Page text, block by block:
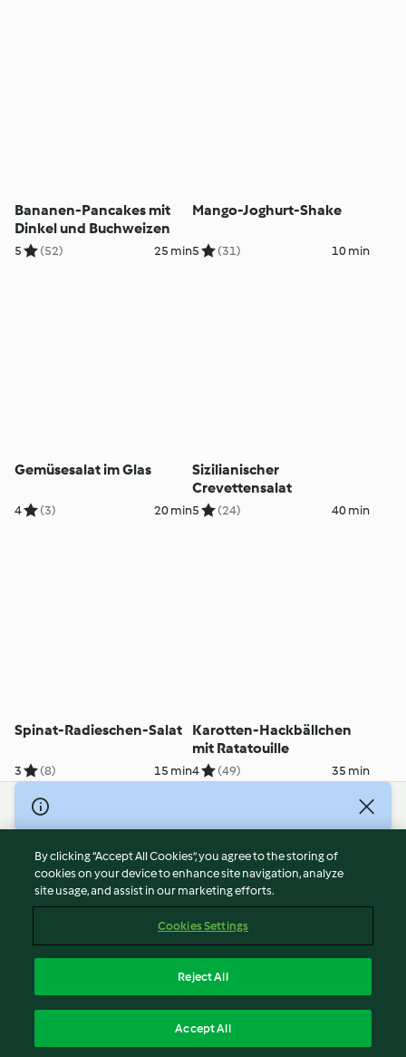
Bananen-Pancakes mit
Dinkel und Buchweizen
5 (52) 25 min
Mango-Joghurt-Shake
5 (31) 10 min
Gemüsesalat im Glas
4 (3) 20 min
Sizilianischer
Crevettensalat
5 (24) 40 min
Spinat-Radieschen-Salat
3 (8) 15 min
Karotten-Hackbällchen
mit Ratatouille
4 (49) 35 min
© Copyright 2026
Terms of Service
Privacy Policy
Disclaimer
Cookies
Withdraw Contract
By clicking “Accept All Cookies”, you agree to the storing of
cookies on your device to enhance site navigation, analyze
site usage, and assist in our marketing efforts.
Cookies Settings
Reject All
Accept All